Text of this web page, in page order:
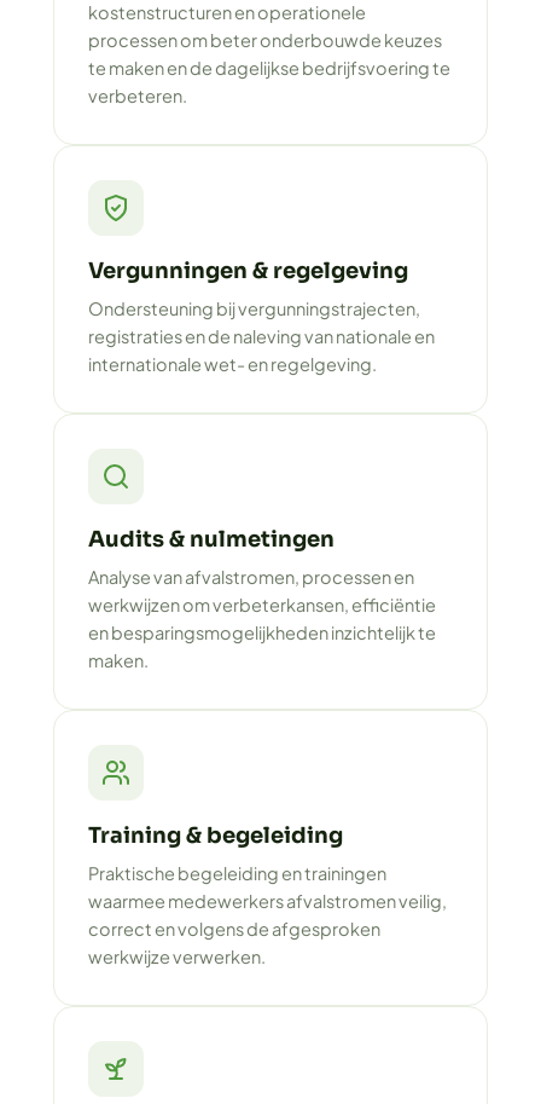
kostenstructuren en operationele
processen om beter onderbouwde keuzes
te maken en de dagelijkse bedrijfsvoering te
verbeteren.
Vergunningen & regelgeving
Ondersteuning bij vergunningstrajecten,
registraties en de naleving van nationale en
internationale wet- en regelgeving.
Audits & nulmetingen
Analyse van afvalstromen, processen en
werkwijzen om verbeterkansen, efficiëntie
en besparingsmogelijkheden inzichtelijk te
maken.
Training & begeleiding
Praktische begeleiding en trainingen
waarmee medewerkers afvalstromen veilig,
correct en volgens de afgesproken
werkwijze verwerken.